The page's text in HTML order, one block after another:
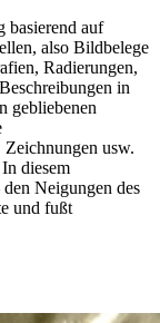
basierend auf
also Bildbelege
Radierungen,
in
gebliebenen
usw.
diesem
Neigungen des
und fußt